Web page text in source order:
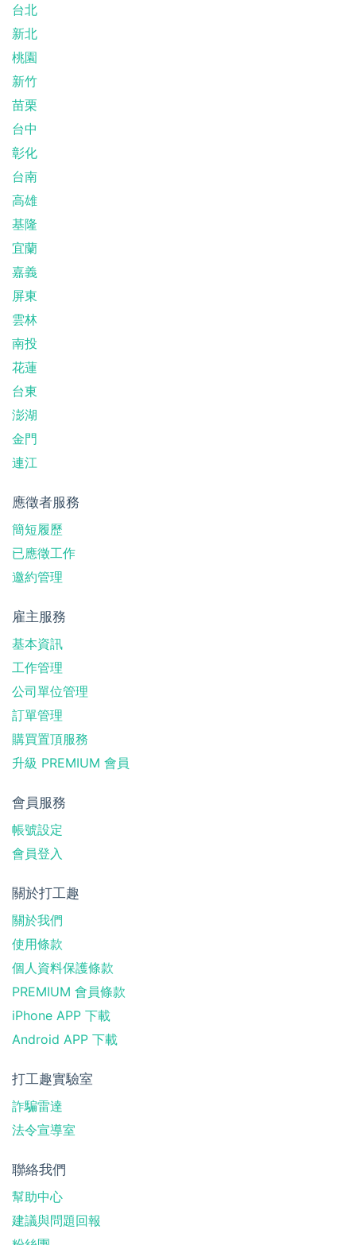
台北
新北
桃園
新竹
苗栗
台中
彰化
台南
高雄
基隆
宜蘭
嘉義
屏東
雲林
南投
花蓮
台東
澎湖
金門
連江
應徵者服務
簡短履歷
已應徵工作
邀約管理
雇主服務
基本資訊
工作管理
公司單位管理
訂單管理
購買置頂服務
升級 PREMIUM 會員
會員服務
帳號設定
會員登入
關於打工趣
關於我們
使用條款
個人資料保護條款
PREMIUM 會員條款
iPhone APP 下載
Android APP 下載
打工趣實驗室
詐騙雷達
法令宣導室
聯絡我們
幫助中心
建議與問題回報